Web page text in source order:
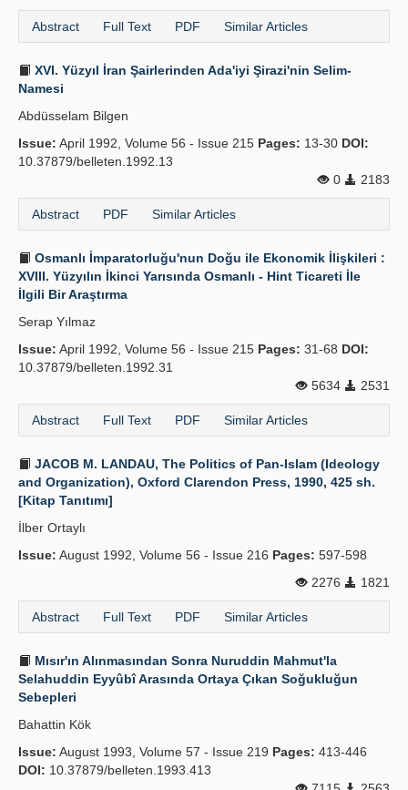
Abstract Full Text PDF Similar Articles
XVI. Yüzyıl İran Şairlerinden Ada'iyi Şirazi'nin Selim-
Namesi
Abdüsselam Bilgen
Issue: April 1992, Volume 56 - Issue 215 Pages: 13-30 DOI:
10.37879/belleten.1992.13
0
2183
Abstract PDF Similar Articles
Osmanlı İmparatorluğu'nun Doğu ile Ekonomik İlişkileri :
XVIII. Yüzyılın İkinci Yarısında Osmanlı - Hint Ticareti İle
İlgili Bir Araştırma
Serap Yılmaz
Issue: April 1992, Volume 56 - Issue 215 Pages: 31-68 DOI:
10.37879/belleten.1992.31
5634
2531
Abstract Full Text PDF Similar Articles
JACOB M. LANDAU, The Politics of Pan-Islam (Ideology
and Organization), Oxford Clarendon Press, 1990, 425 sh.
[Kitap Tanıtımı]
İlber Ortaylı
Issue: August 1992, Volume 56 - Issue 216 Pages: 597-598
2276
1821
Abstract Full Text PDF Similar Articles
Mısır'ın Alınmasından Sonra Nuruddin Mahmut'la
Selahuddin Eyyûbî Arasında Ortaya Çıkan Soğukluğun
Sebepleri
Bahattin Kök
Issue: August 1993, Volume 57 - Issue 219 Pages: 413-446
DOI: 10.37879/belleten.1993.413